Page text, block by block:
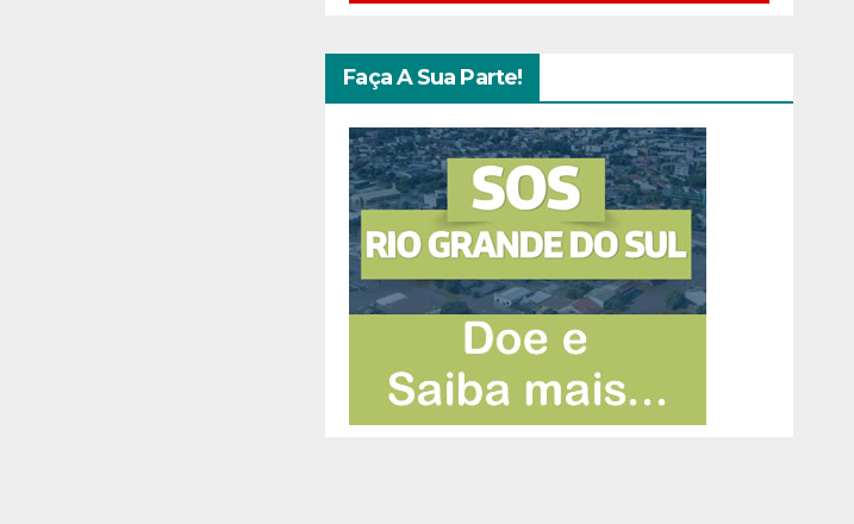
Faça A Sua Parte!